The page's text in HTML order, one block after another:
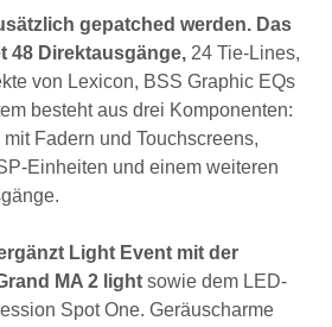
gepatched werden. Das
48 Direktausgänge, 24 Tie-Lines,
von Lexicon, BSS Graphic EQs
besteht aus drei Komponenten:
Fadern und Touchscreens,
Einheiten und einem weiteren
Light Event mit der
MA 2 light sowie dem LED-
Spot One. Geräuscharme